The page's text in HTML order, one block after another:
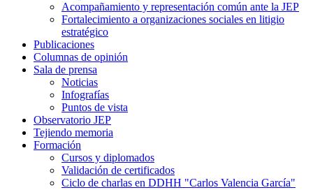
Acompañamiento y representación común ante la JEP
Fortalecimiento a organizaciones sociales en litigio
estratégico
Publicaciones
Columnas de opinión
Sala de prensa
Noticias
Infografías
Puntos de vista
Observatorio JEP
Tejiendo memoria
Formación
Cursos y diplomados
Validación de certificados
Ciclo de charlas en DDHH "Carlos Valencia García"